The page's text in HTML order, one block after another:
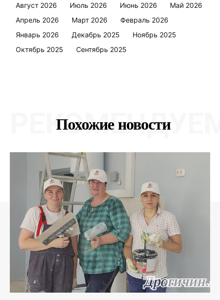
Август 2026 Июль 2026 Июнь 2026
Май 2026
Апрель 2026
Март 2026
Февраль 2026
Январь 2026
Декабрь 2025
Ноябрь 2025
Октябрь 2025
Сентябрь 2025
Похожие новости